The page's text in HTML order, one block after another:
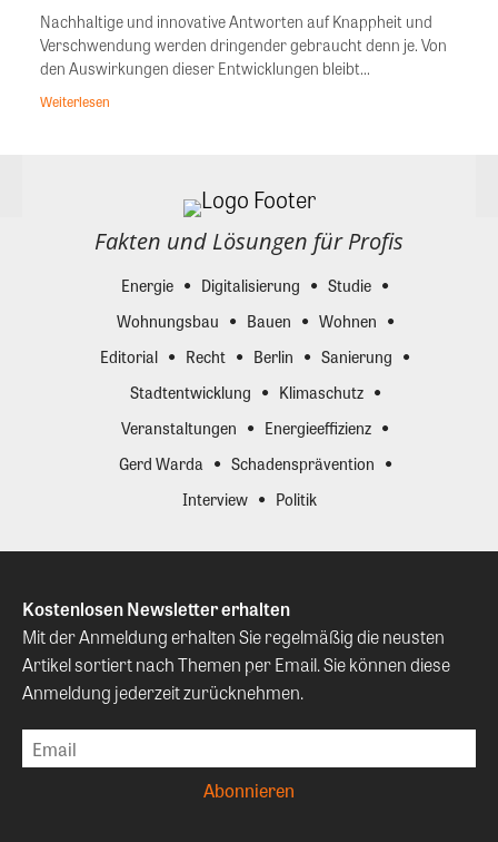
Nachhaltige und innovative Antworten auf Knappheit und
Verschwendung werden dringender gebraucht denn je. Von
den Auswirkungen dieser Entwicklungen bleibt...
Weiterlesen
Fakten und Lösungen für Profis
Energie Digitalisierung
Studie
Wohnungsbau
Bauen
Wohnen
Editorial
Recht Berlin
Sanierung
Stadtentwicklung
Klimaschutz
Veranstaltungen
Energieeffizienz
Gerd Warda
Schadensprävention
Interview
Politik
Kostenlosen Newsletter erhalten
Mit der Anmeldung erhalten Sie regelmäßig die neusten
Artikel sortiert nach Themen per Email. Sie können diese
Anmeldung jederzeit zurücknehmen.